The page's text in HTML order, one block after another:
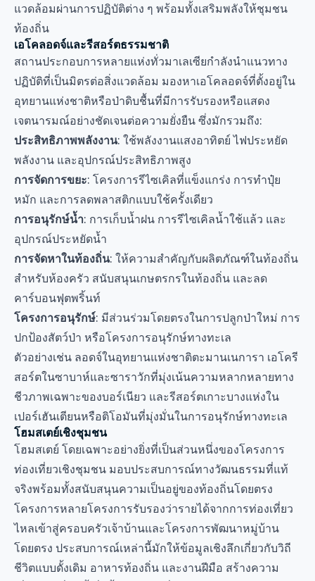
แวดล้อมผ่านการปฏิบัติต่าง ๆ พร้อมทั้งเสริมพลังให้ชุมชน
ท้องถิ่น
เอโคลอดจ์และรีสอร์ตธรรมชาติ
สถานประกอบการหลายแห่งทั่วมาเลเซียกำลังนำแนวทาง
ปฏิบัติที่เป็นมิตรต่อสิ่งแวดล้อม มองหาเอโคลอดจ์ที่ตั้งอยู่ใน
อุทยานแห่งชาติหรือป่าดิบชื้นที่มีการรับรองหรือแสดง
เจตนารมณ์อย่างชัดเจนต่อความยั่งยืน ซึ่งมักรวมถึง:
ประสิทธิภาพพลังงาน: ใช้พลังงานแสงอาทิตย์ ไฟประหยัด
พลังงาน และอุปกรณ์ประสิทธิภาพสูง
การจัดการขยะ: โครงการรีไซเคิลที่แข็งแกร่ง การทำปุ๋ย
หมัก และการลดพลาสติกแบบใช้ครั้งเดียว
การอนุรักษ์น้ำ: การเก็บน้ำฝน การรีไซเคิลน้ำใช้แล้ว และ
อุปกรณ์ประหยัดน้ำ
การจัดหาในท้องถิ่น: ให้ความสำคัญกับผลิตภัณฑ์ในท้องถิ่น
สำหรับห้องครัว สนับสนุนเกษตรกรในท้องถิ่น และลด
คาร์บอนฟุตพริ้นท์
โครงการอนุรักษ์: มีส่วนร่วมโดยตรงในการปลูกป่าใหม่ การ
ปกป้องสัตว์ป่า หรือโครงการอนุรักษ์ทางทะเล
ตัวอย่างเช่น ลอดจ์ในอุทยานแห่งชาติตะมานเนการา เอโครี
สอร์ตในซาบาห์และซาราวักที่มุ่งเน้นความหลากหลายทาง
ชีวภาพเฉพาะของบอร์เนียว และรีสอร์ตเกาะบางแห่งใน
เปอร์เฮันเตียนหรือติโอมันที่มุ่งมั่นในการอนุรักษ์ทางทะเล
โฮมสเตย์เชิงชุมชน
โฮมสเตย์ โดยเฉพาะอย่างยิ่งที่เป็นส่วนหนึ่งของโครงการ
ท่องเที่ยวเชิงชุมชน มอบประสบการณ์ทางวัฒนธรรมที่แท้
จริงพร้อมทั้งสนับสนุนความเป็นอยู่ของท้องถิ่นโดยตรง
โครงการหลายโครงการรับรองว่ารายได้จากการท่องเที่ยว
ไหลเข้าสู่ครอบครัวเจ้าบ้านและโครงการพัฒนาหมู่บ้าน
โดยตรง ประสบการณ์เหล่านี้มักให้ข้อมูลเชิงลึกเกี่ยวกับวิถี
ชีวิตแบบดั้งเดิม อาหารท้องถิ่น และงานฝีมือ สร้างความ